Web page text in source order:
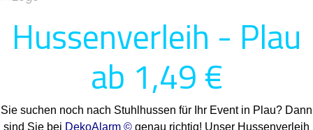
Hussenverleih - Plau
ab 1,49 €
Sie suchen noch nach Stuhlhussen für Ihr Event in Plau? Dann
sind Sie bei DekoAlarm © genau richtig! Unser Hussenverleih